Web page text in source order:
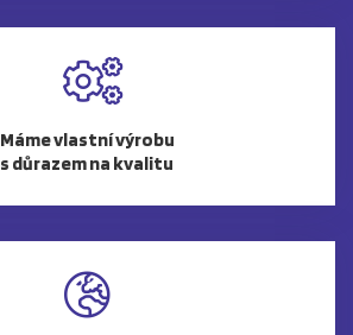
Máme vlastní výrobu
s důrazem na kvalitu